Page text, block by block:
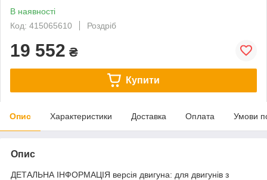
В наявності
Код: 415065610
Роздріб
19 552 ₴
Купити
Опис Характеристики Доставка Оплата Умови
Опис
ДЕТАЛЬНА ІНФОРМАЦІЯ версія двигуна: для двигунів з